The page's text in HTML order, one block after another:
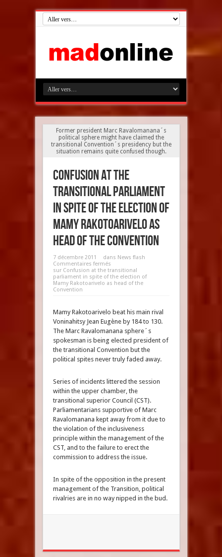
Former president Marc Ravalomanana´s
political sphere might have claimed the
transitional Convention´s presidency but the
situation remains quite confused though.
Confusion at the
transitional parliament
in spite of the election of
Mamy Rakotoarivelo as
head of the Convention
7 décembre 2011 dans News flash
Commentaires fermés
sur Confusion at the transitional
parliament in spite of the election of
Mamy Rakotoarivelo as head of the
Convention
Mamy Rakotoarivelo beat his main rival
Voninahitsy Jean Eugène by 184 to 130.
The Marc Ravalomanana sphere´s
spokesman is being elected president of
the transitional Convention but the
political spites never truly faded away.
Series of incidents littered the session
within the upper chamber, the
transitional superior Council (CST).
Parliamentarians supportive of Marc
Ravalomanana kept away from it due to
the violation of the inclusiveness
principle within the management of the
CST, and to the failure to erect the
commission to address the issue.
In spite of the opposition in the present
management of the Transition, political
rivalries are in no way nipped in the bud.